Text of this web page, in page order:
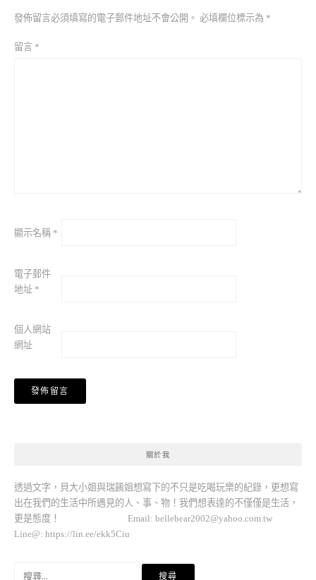
發佈留言必須填寫的電子郵件地址不會公開。 必填欄位標示為 *
留言 *
顯示名稱 *
電子郵件
地址 *
個人網站
網址
關於我
透過文字，貝大小姐與瑞餚姐想寫下的不只是吃喝玩樂的紀錄，更想寫
出在我們的生活中所遇見的人、事、物！我們想表達的不僅僅是生活，
更是態度！ Email: bellebear2002@yahoo.com.tw
Line@: https://lin.ee/ekk5Ciu